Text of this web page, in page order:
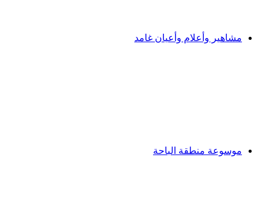
مشاهير وأعلام وأعيان غامد
موسوعة منطقة الباحة